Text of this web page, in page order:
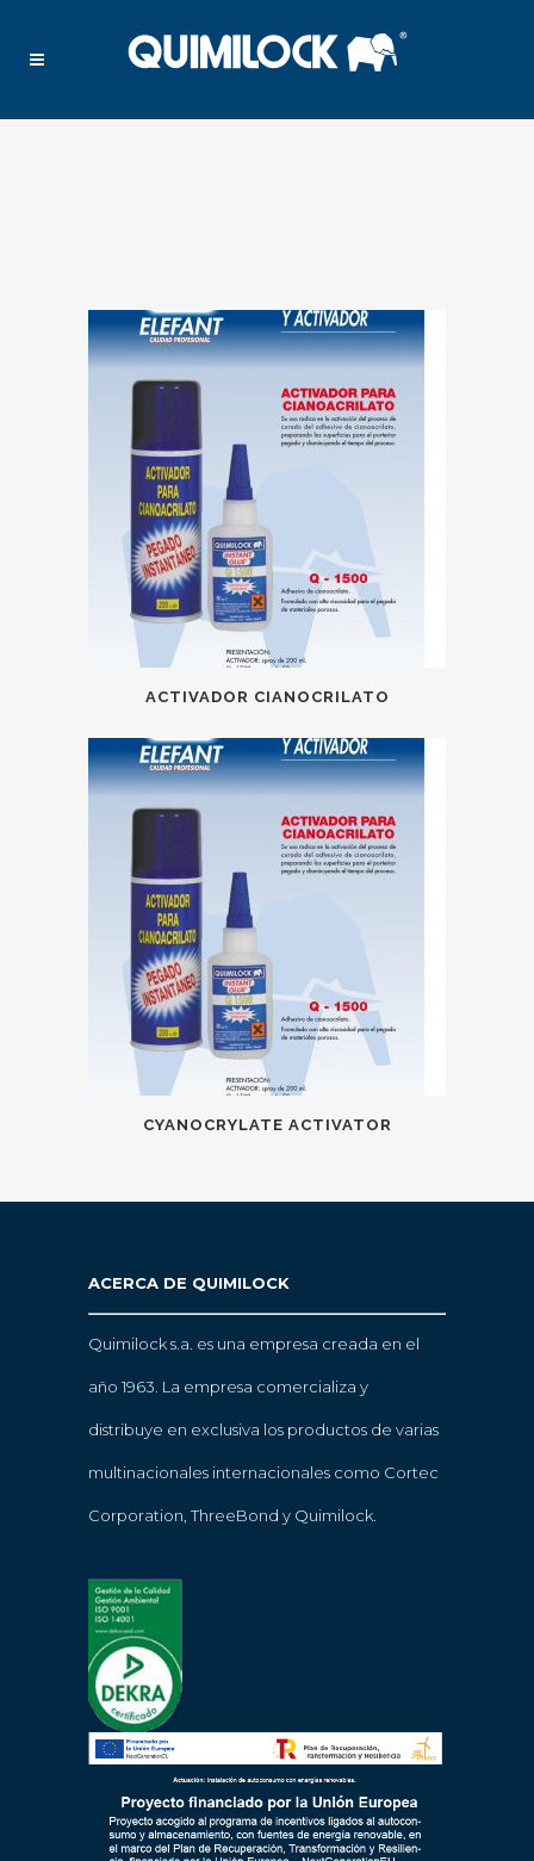
ACTIVADOR CIANOCRILATO
CYANOCRYLATE ACTIVATOR
ACERCA DE QUIMILOCK
Quimilock s.a. es una empresa creada en el
año 1963. La empresa comercializa y
distribuye en exclusiva los productos de varias
multinacionales internacionales como Cortec
Corporation, ThreeBond y Quimilock.